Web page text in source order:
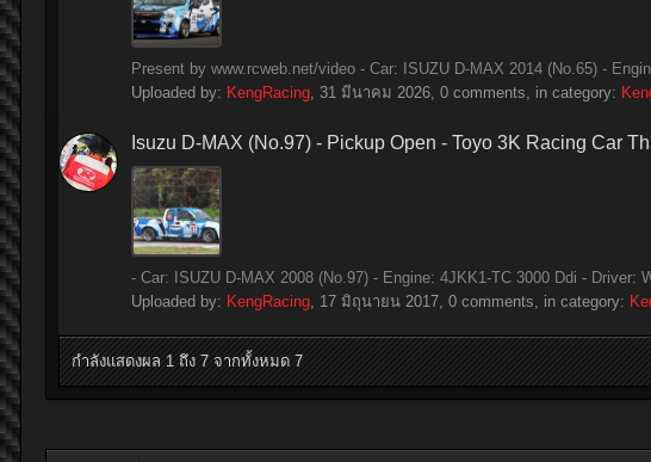
Present by www.rcweb.net/video - Car: ISUZU D-MAX 2014 (No.65) -
Uploaded by: KengRacing, 31 มีนาคม 2026, 0 comments, in category:
Isuzu D-MAX (No.97) - Pickup Open - Toyo 3K Racing Car
- Car: ISUZU D-MAX 2008 (No.97) - Engine: 4JKK1-TC 3000 Ddi -
Uploaded by: KengRacing, 17 มิถุนายน 2017, 0 comments, in category:
กำลังแสดงผล 1 ถึง 7 จากทั้งหมด 7